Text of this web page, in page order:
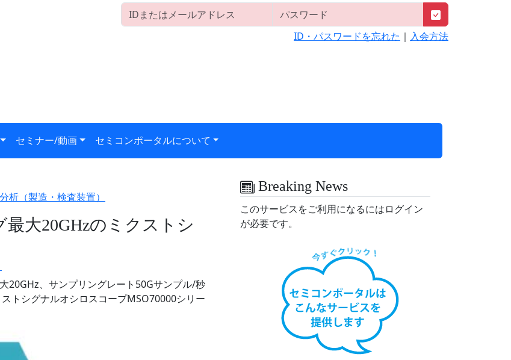
ID・パスワードを忘れた ｜ 入会方法
セミナー/動画 セミコンポータルについて
析（製造・検査装置）
大20GHzのミクストシ
20GHz、サンプリングレート50Gサンプル/秒
トシグナルオシロスコープMSO70000シリー
Breaking News
このサービスをご利用になるにはログイン
が必要です。